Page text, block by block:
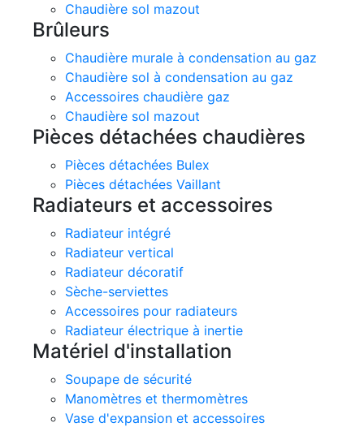
Chaudière sol mazout
Brûleurs
Chaudière murale à condensation au gaz
Chaudière sol à condensation au gaz
Accessoires chaudière gaz
Chaudière sol mazout
Pièces détachées chaudières
Pièces détachées Bulex
Pièces détachées Vaillant
Radiateurs et accessoires
Radiateur intégré
Radiateur vertical
Radiateur décoratif
Sèche-serviettes
Accessoires pour radiateurs
Radiateur électrique à inertie
Matériel d'installation
Soupape de sécurité
Manomètres et thermomètres
Vase d'expansion et accessoires